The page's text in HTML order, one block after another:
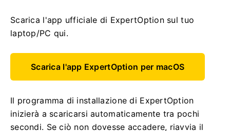
Scarica l'app ufficiale di ExpertOption sul tuo
laptop/PC qui.
Scarica l'app ExpertOption per macOS
Il programma di installazione di ExpertOption
inizierà a scaricarsi automaticamente tra pochi
secondi. Se ciò non dovesse accadere, riavvia il